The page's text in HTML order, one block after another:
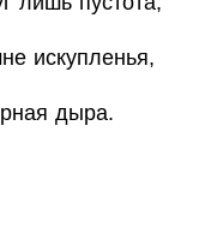
искупленья,
дыра.